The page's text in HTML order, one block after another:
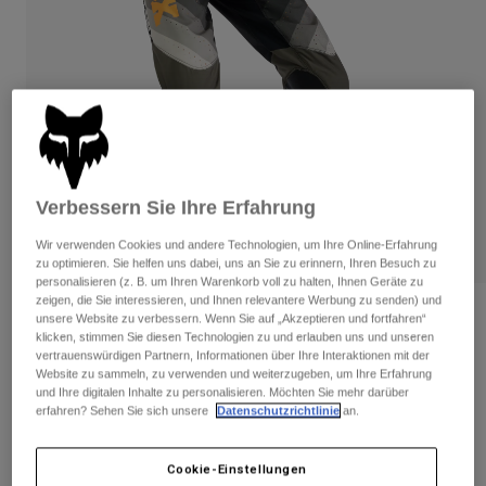
Kurze Hosen
Jacken
Handschuhe
Protektoren
Brillen
Socken
Zubehör
Handschuhe
Jacken
Brillen
Socken
Taschen & Zubehör
Spare parts
Damen
T-Shirts & Tops
Hoodies und Pullover
Jacken
Hosen
Shirts
Alle anzeigen
Socken
Alle anzeigen
Moto
Helme
Jerseys
Hosen
Stiefel
Guards
Bewertungen
360 Fade Hose
Artikelnr. 33541
Price reduced from
€ 199,99 to
Verbessern Sie Ihre Erfahrung
Wir verwenden Cookies und andere Technologien, um Ihre Online-Erfahrung
zu optimieren. Sie helfen uns dabei, uns an Sie zu erinnern, Ihren Besuch zu
personalisieren (z. B. um Ihren Warenkorb voll zu halten, Ihnen Geräte zu
zeigen, die Sie interessieren, und Ihnen relevantere Werbung zu senden) und
unsere Website zu verbessern. Wenn Sie auf „Akzeptieren und fortfahren“
klicken, stimmen Sie diesen Technologien zu und erlauben uns und unseren
vertrauenswürdigen Partnern, Informationen über Ihre Interaktionen mit der
Website zu sammeln, zu verwenden und weiterzugeben, um Ihre Erfahrung
und Ihre digitalen Inhalte zu personalisieren. Möchten Sie mehr darüber
erfahren? Sehen Sie sich unsere
Datenschutzrichtlinie an.
Cookie-Einstellungen